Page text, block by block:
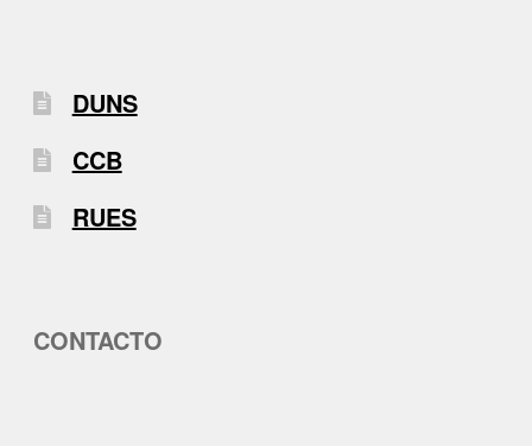
DUNS
CCB
RUES
CONTACTO